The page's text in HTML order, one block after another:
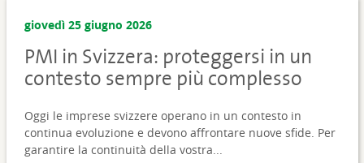
giovedì 25 giugno 2026
PMI in Svizzera: proteggersi in un
contesto sempre più complesso
Oggi le imprese svizzere operano in un contesto in
continua evoluzione e devono affrontare nuove sfide. Per
garantire la continuità della vostra...